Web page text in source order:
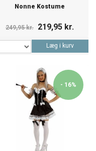
Nonne Kostume
249,95 kr. 219,95 kr.
Læg i kurv
- 16%